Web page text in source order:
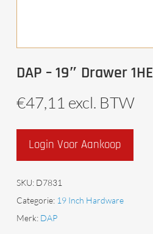
DAP – 19″ Drawer 1HE
€47,11 excl. BTW
Login Voor Aankoop
SKU: D7831
Categorie: 19 Inch Hardware
Merk: DAP